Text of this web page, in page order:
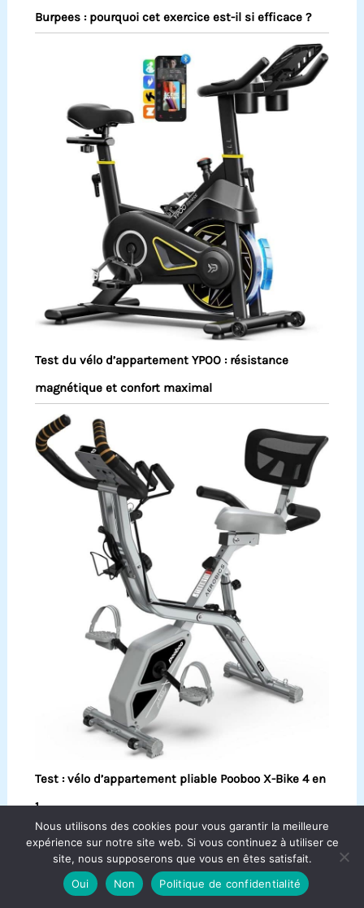
Burpees : pourquoi cet exercice est-il si efficace ?
Test du vélo d’appartement YPOO : résistance
magnétique et confort maximal
Test : vélo d’appartement pliable Pooboo X-Bike 4 en
1
Copyright © 2026 Aqua Bike France.
Nous utilisons des cookies pour vous garantir la meilleure
expérience sur notre site web. Si vous continuez à utiliser ce
site, nous supposerons que vous en êtes satisfait.
Oui
Non Politique de confidentialité